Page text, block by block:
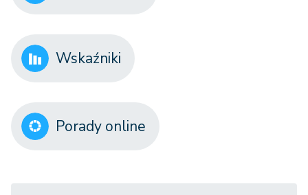
Wskaźniki
Porady online